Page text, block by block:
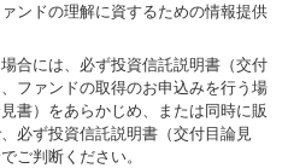
ンドの理解に資するための情報提供
合には、必ず投資信託説明書（交付
ファンドの取得のお申込みを行う場
書）をあらかじめ、または同時に販
必ず投資信託説明書（交付目論見
ご判断ください。